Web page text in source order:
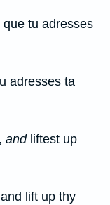
tu adresses
adresses ta
andliftest up
lift up thy